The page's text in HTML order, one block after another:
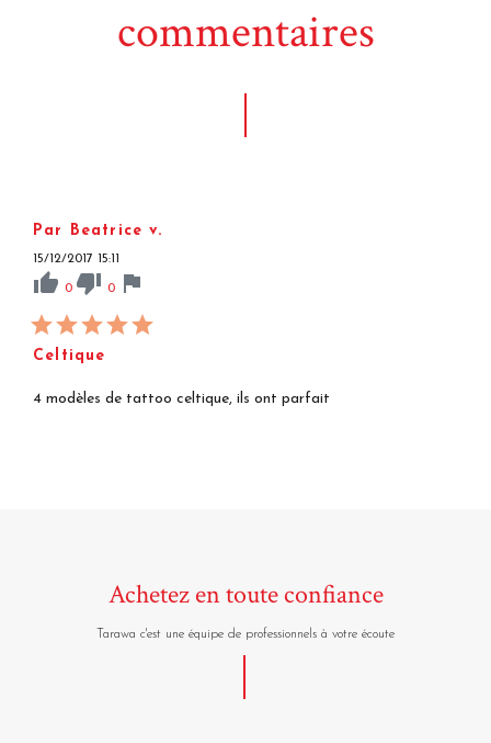
commentaires
Par Beatrice v.
15/12/2017 15:11
thumb_up 0 thumb_down 0 flag
Celtique
4 modèles de tattoo celtique, ils ont parfait
Achetez en toute confiance
Tarawa c'est une équipe de professionnels à votre écoute